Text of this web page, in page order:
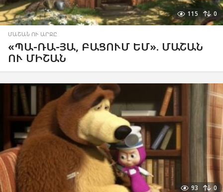
115 0
ՄԱՇԱՆ ՈՒ ԱՐՋԸ
«ՊԱ-ՌԱ-ՅԱ, ԲԱՑՈՒՄ ԵՄ». ՄԱՇԱՆ
ՈՒ ՄԻՇԱՆ
93 0